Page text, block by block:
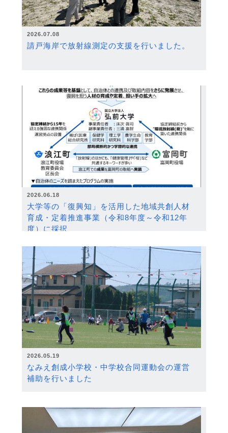
2026.07.08
請戸海岸で放射線測定の支援を行いました。
2026.06.18
大学等の「復興知」を活用した地域共創人材
育成・定着推進事業（令和8年度～令和12年
度）に採択
2026.05.19
なみえ創成小学校・中学校合同運動会の運営
補助を行いました